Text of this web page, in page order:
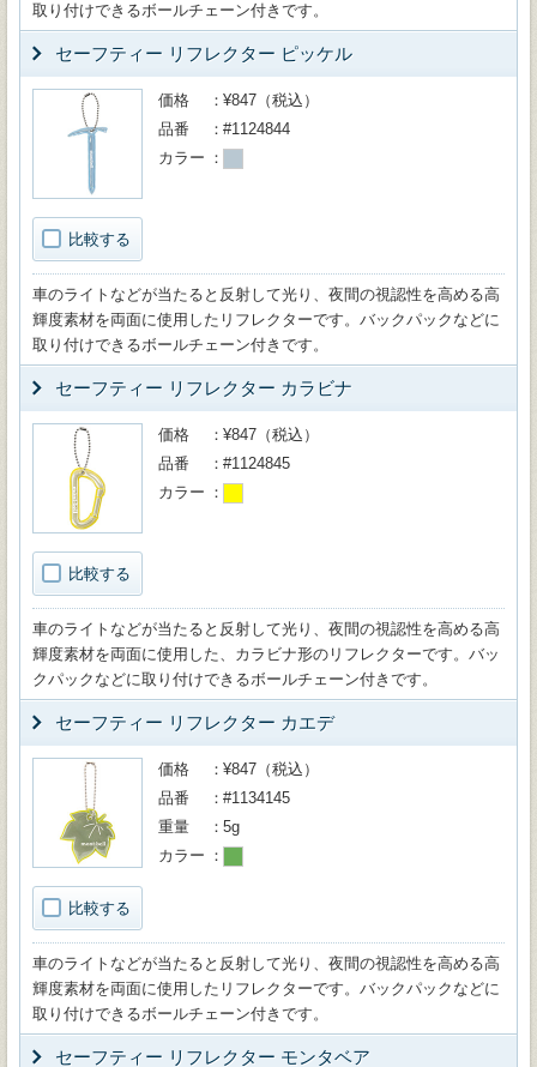
取り付けできるボールチェーン付きです。
セーフティー リフレクター ピッケル
比較する
価格
¥847（税込）
品番
#1124844
カラー
車のライトなどが当たると反射して光り、夜間の視認性を高める高
輝度素材を両面に使用したリフレクターです。バックパックなどに
取り付けできるボールチェーン付きです。
セーフティー リフレクター カラビナ
比較する
価格
¥847（税込）
品番
#1124845
カラー
車のライトなどが当たると反射して光り、夜間の視認性を高める高
輝度素材を両面に使用した、カラビナ形のリフレクターです。バッ
クパックなどに取り付けできるボールチェーン付きです。
セーフティー リフレクター カエデ
比較する
価格
¥847（税込）
品番
#1134145
重量
5g
カラー
車のライトなどが当たると反射して光り、夜間の視認性を高める高
輝度素材を両面に使用したリフレクターです。バックパックなどに
取り付けできるボールチェーン付きです。
セーフティー リフレクター モンタベア